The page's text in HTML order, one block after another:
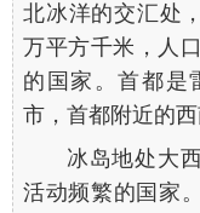
北冰洋的交汇处
万平方千米，人
的国家。首都是
市，首都附近的
冰岛地处大
活动频繁的国家